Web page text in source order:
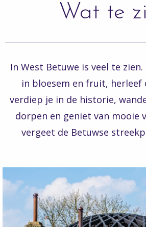
Wat te
In West Betuwe is veel te
in bloesem en fruit, herleef
verdiep je in de historie,
dorpen en geniet van mooie
vergeet de Betuwse